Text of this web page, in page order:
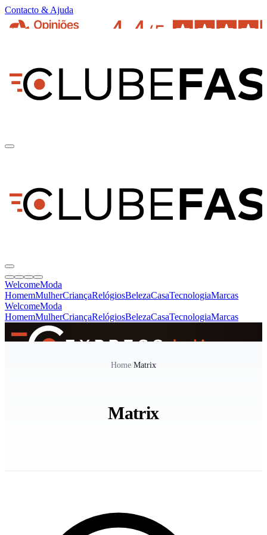
Contacto & Ajuda
WelcomeModa
HomemMulherCriançaRelógiosBelezaCasaTecnologiaMarcas
WelcomeModa
HomemMulherCriançaRelógiosBelezaCasaTecnologiaMarcas
Home/Matrix
Matrix